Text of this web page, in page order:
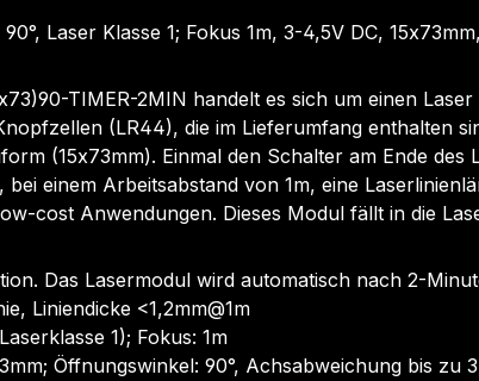
Laser Klasse 1; Fokus 1m, 3-4,5V DC,
TIMER-2MIN handelt es sich um einen
(LR44), die im Lieferumfang enthalten
(15x73mm). Einmal den Schalter am Ende
bei einem Arbeitsabstand von 1m, eine
cost Anwendungen. Dieses Modul fällt in die
Das Lasermodul wird automatisch nach 2-
Liniendicke <1,2mm@1m
1); Fokus: 1m
Öffnungswinkel: 90°, Achsabweichung bis